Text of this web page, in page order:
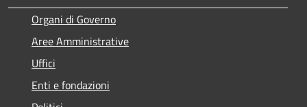
Organi di Governo
Aree Amministrative
Uffici
Enti e fondazioni